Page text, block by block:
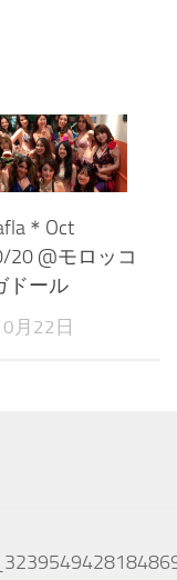
＊Oct
20 @モロッコ
ドール
月22日